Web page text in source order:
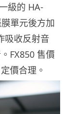
級的 HA-
單元後方加
吸收反射音
FX850 售價
價合理。